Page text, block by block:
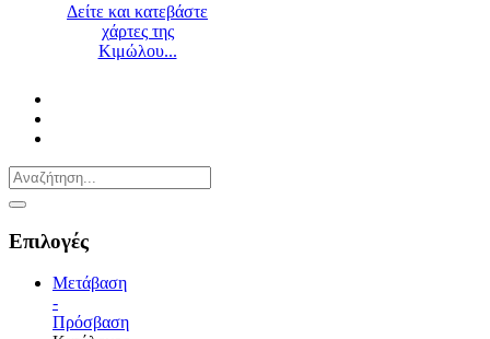
Δείτε και κατεβάστε
χάρτες της
Κιμώλου...
Επιλογές
Μετάβαση
-
Πρόσβαση